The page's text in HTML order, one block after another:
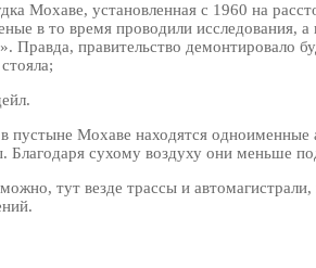
Мохаве, установленная с 1960 на
в то время проводили исследования, а
Правда, правительство демонтировало
пустыне Мохаве находятся одноименные
Благодаря сухому воздуху они меньше
тут везде трассы и